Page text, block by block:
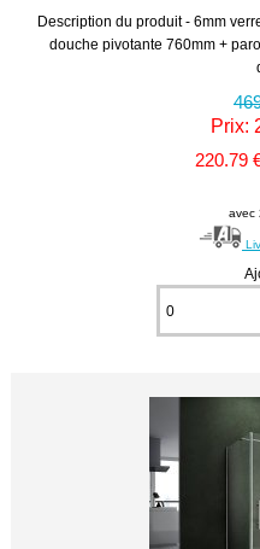
Description du produit - 6mm verre de sécurité et anticalcaire - Porte de
douche pivotante 760mm +
Prix:
220.79